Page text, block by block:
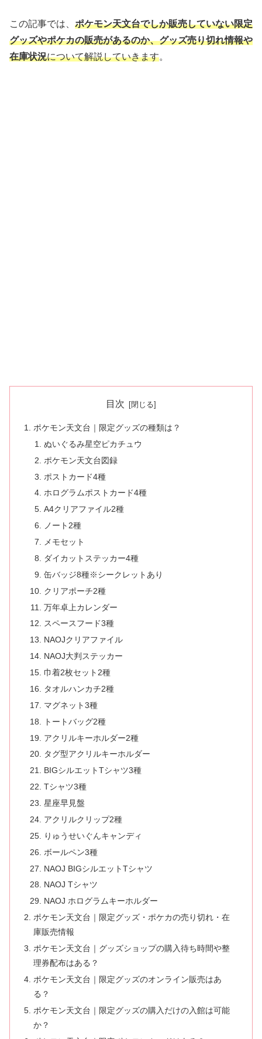
この記事では、 ポケモン天文台でしか販売していない限定
グッズやポケカの販売があるのか、グッズ売り切れ情報や
在庫状況について解説していきます。
目次
ポケモン天文台｜限定グッズの種類は？
ぬいぐるみ星空ピカチュウ
ポケモン天文台図録
ポストカード4種
ホログラムポストカード4種
A4クリアファイル2種
ノート2種
メモセット
ダイカットステッカー4種
缶バッジ8種※シークレットあり
クリアポーチ2種
万年卓上カレンダー
スペースフード3種
NAOJクリアファイル
NAOJ大判ステッカー
巾着2枚セット2種
タオルハンカチ2種
マグネット3種
トートバッグ2種
アクリルキーホルダー2種
タグ型アクリルキーホルダー
BIGシルエットTシャツ3種
Tシャツ3種
星座早見盤
アクリルクリップ2種
りゅうせいぐんキャンディ
ボールペン3種
NAOJ BIGシルエットTシャツ
NAOJ Tシャツ
NAOJ ホログラムキーホルダー
ポケモン天文台｜限定グッズ・ポケカの売り切れ・在
庫販売情報
ポケモン天文台｜グッズショップの購入待ち時間や整
理券配布はある？
ポケモン天文台｜限定グッズのオンライン販売はあ
る？
ポケモン天文台｜限定グッズの購入だけの入館は可能
か？